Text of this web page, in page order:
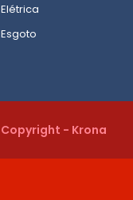
Elétrica
Esgoto
Copyright - Krona